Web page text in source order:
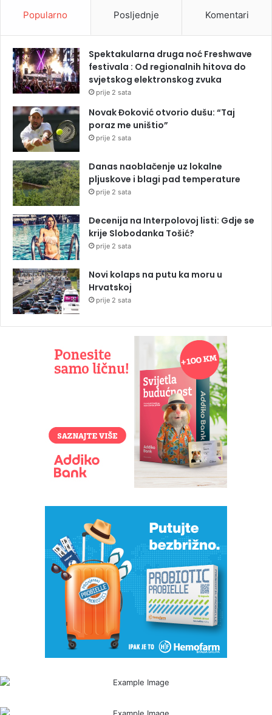
Popularno Posljednje Komentari
Spektakularna druga noć Freshwave
festivala : Od regionalnih hitova do
svjetskog elektronskog zvuka
prije 2 sata
Novak Đoković otvorio dušu: “Taj
poraz me uništio”
prije 2 sata
Danas naoblačenje uz lokalne
pljuskove i blagi pad temperature
prije 2 sata
Decenija na Interpolovoj listi: Gdje se
krije Slobodanka Tošić?
prije 2 sata
Novi kolaps na putu ka moru u
Hrvatskoj
prije 2 sata